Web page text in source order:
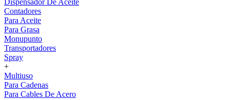
Dispensador De Aceite
Contadores
Para Aceite
Para Grasa
Monupunto
Transportadores
Spray
+
Multiuso
Para Cadenas
Para Cables De Acero